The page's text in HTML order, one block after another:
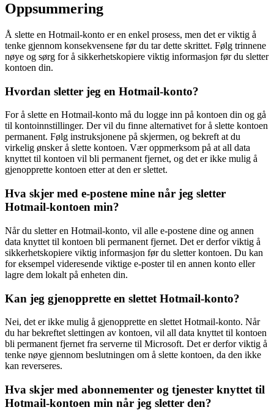
Oppsummering
Å slette en Hotmail-konto er en enkel prosess, men det er viktig å
tenke gjennom konsekvensene før du tar dette skrittet. Følg trinnene
nøye og sørg for å sikkerhetskopiere viktig informasjon før du sletter
kontoen din.
Hvordan sletter jeg en Hotmail-konto?
For å slette en Hotmail-konto må du logge inn på kontoen din og gå
til kontoinnstillinger. Der vil du finne alternativet for å slette kontoen
permanent. Følg instruksjonene på skjermen, og bekreft at du
virkelig ønsker å slette kontoen. Vær oppmerksom på at all data
knyttet til kontoen vil bli permanent fjernet, og det er ikke mulig å
gjenopprette kontoen etter at den er slettet.
Hva skjer med e-postene mine når jeg sletter
Hotmail-kontoen min?
Når du sletter en Hotmail-konto, vil alle e-postene dine og annen
data knyttet til kontoen bli permanent fjernet. Det er derfor viktig å
sikkerhetskopiere viktig informasjon før du sletter kontoen. Du kan
for eksempel videresende viktige e-poster til en annen konto eller
lagre dem lokalt på enheten din.
Kan jeg gjenopprette en slettet Hotmail-konto?
Nei, det er ikke mulig å gjenopprette en slettet Hotmail-konto. Når
du har bekreftet slettingen av kontoen, vil all data knyttet til kontoen
bli permanent fjernet fra serverne til Microsoft. Det er derfor viktig å
tenke nøye gjennom beslutningen om å slette kontoen, da den ikke
kan reverseres.
Hva skjer med abonnementer og tjenester knyttet til
Hotmail-kontoen min når jeg sletter den?